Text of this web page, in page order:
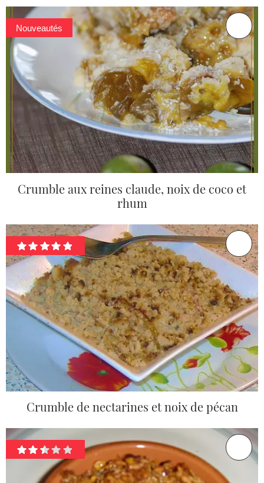
Nouveautés
Crumble aux reines claude, noix de coco et
rhum
Crumble de nectarines et noix de pécan